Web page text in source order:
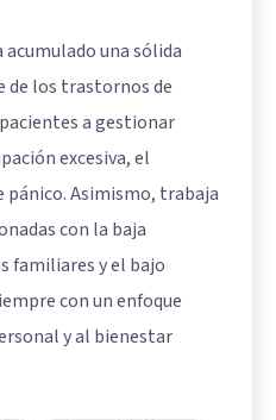
acumulado una sólida
de los trastornos de
a gestionar
excesiva, el
pánico. Asimismo, trabaja
con la baja
familiares y el bajo
con un enfoque
y al bienestar